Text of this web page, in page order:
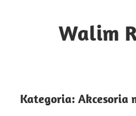
Walim
nie
Kategoria: Akcesoria